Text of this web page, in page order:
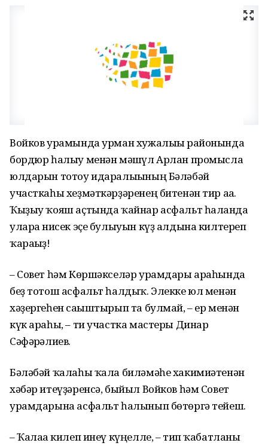
Войков урамында урман хужалығы районында
бордюр һалыу менән мәшғүл Арлан промысла
юлдарын тотоу идаралығының Бәләбәй
участкаһы хеҙмәткәрҙәренең битенән тир аға.
Ҡыҙыу ҡояш аҫтында ҡайнар асфальт һалғанда
уларға нисек эҫе булыуын күҙ алдына килтереп
ҡарағыҙ!
– Совет һәм Көршәкселәр урамдары араһында
беҙ тотош асфальт һалдыҡ. Элекке юл менән
хәҙергеһен сағыштырып та булмай, – ер менән
күк араһы, – ти участка мастеры Динар
Сәфәрғәлиев.
Бәләбәй ҡалаһы ҡала биләмәһе хакимиәтенән
хәбәр итеүҙәренсә, быйыл Войков һәм Совет
урамдарына асфальт һалынып бөтөргә тейеш.
– Ҡалаға килеп инеү күңелле, – тип ҡабатланы